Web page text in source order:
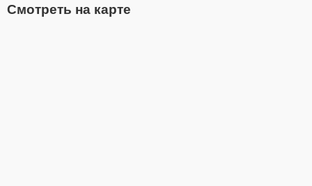
Смотреть на карте